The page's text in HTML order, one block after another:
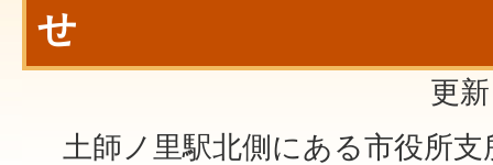
せ
更
土師ノ里駅北側にある市役所支